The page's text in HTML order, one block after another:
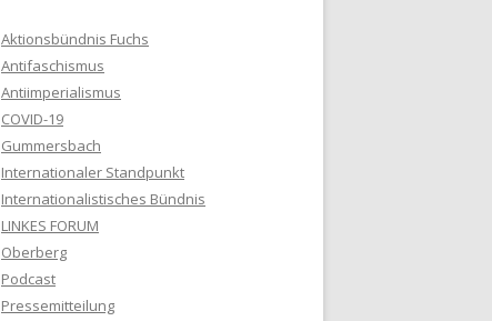
Aktionsbündnis Fuchs
Antifaschismus
Antiimperialismus
COVID-19
Gummersbach
Internationaler Standpunkt
Internationalistisches Bündnis
LINKES FORUM
Oberberg
Podcast
Pressemitteilung